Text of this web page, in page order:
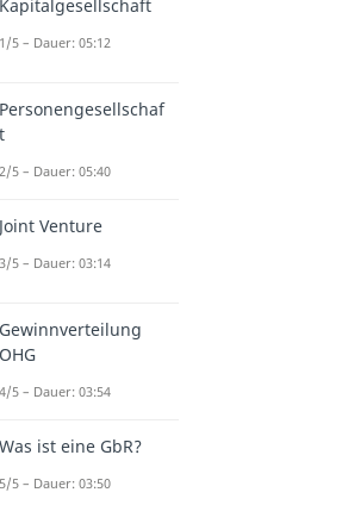
Kapitalgesellschaft
1/5 – Dauer: 05:12
Personengesellschaf
t
2/5 – Dauer: 05:40
Joint Venture
3/5 – Dauer: 03:14
Gewinnverteilung
OHG
4/5 – Dauer: 03:54
Was ist eine GbR?
5/5 – Dauer: 03:50